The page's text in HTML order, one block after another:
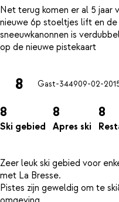
Net terug komen er al 5 jaar
nieuwe 6p stoeltjes lift en
sneeuwkanonnen is
8 Gast-344909-02-
8
Ski gebied
8
Apres ski
8
Zeer leuk ski gebied voor
met La Bresse.
Pistes zijn geweldig om te